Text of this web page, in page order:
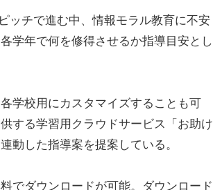
チで進む中、情報モラル教育に不安
学年で何を修得させるか指導目安とし
学校用にカスタマイズすることも可
する学習用クラウドサービス「お助け
動した指導案を提案している。
でダウンロードが可能。ダウンロード